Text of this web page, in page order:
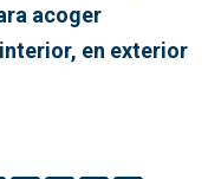
acoger
en exterior